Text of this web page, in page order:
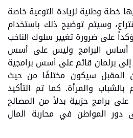
خطة وطنية لزيادة التوعية خاصة
وسيتم توضيح ذلك باستخدام
على ضرورة تغيير سلوك الناخب
أساس البرامج وليس على أسس
برلمان قائم على أسس برامجية
المقبل سيكون مختلفًا من حيث
بالشباب والمرأة. كما تم التأكيد
برامج حزبية بدلاً من المصالح
دور المواطن في محاربة المال